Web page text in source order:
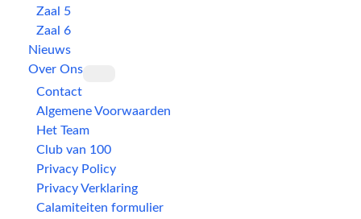
Zaal 5
Zaal 6
Nieuws
Over Ons
Contact
Algemene Voorwaarden
Het Team
Club van 100
Privacy Policy
Privacy Verklaring
Calamiteiten formulier